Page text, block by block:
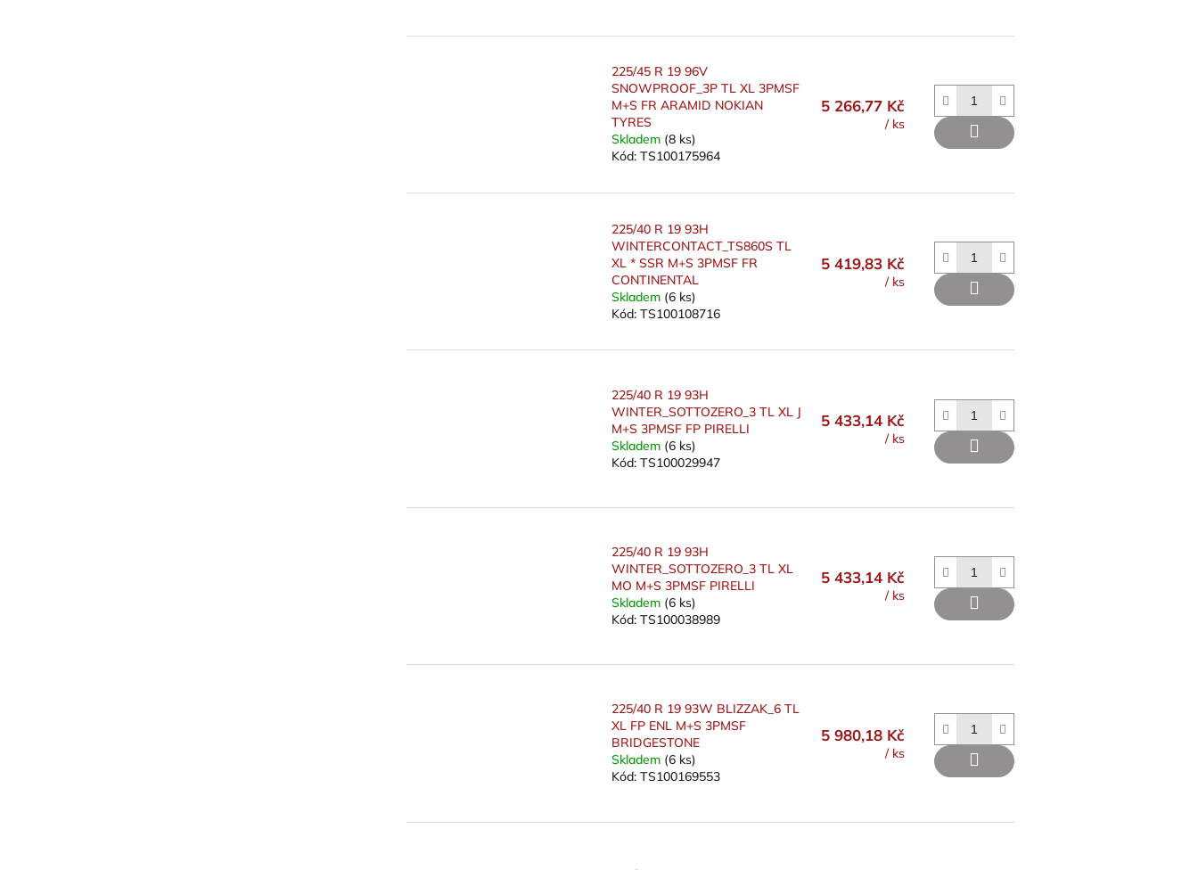
225/45 R 19 96V
SNOWPROOF_3P TL XL 3PMSF
M+S FR ARAMID NOKIAN
TYRES
Skladem (8 ks)
Kód: TS100175964
5 266,77 Kč
/ ks
225/40 R 19 93H
WINTERCONTACT_TS860S TL
XL * SSR M+S 3PMSF FR
CONTINENTAL
Skladem (6 ks)
Kód: TS100108716
5 419,83 Kč
/ ks
225/40 R 19 93H
WINTER_SOTTOZERO_3 TL XL J
M+S 3PMSF FP PIRELLI
Skladem (6 ks)
Kód: TS100029947
5 433,14 Kč
/ ks
225/40 R 19 93H
WINTER_SOTTOZERO_3 TL XL
MO M+S 3PMSF PIRELLI
Skladem (6 ks)
Kód: TS100038989
5 433,14 Kč
/ ks
225/40 R 19 93W BLIZZAK_6 TL
XL FP ENL M+S 3PMSF
BRIDGESTONE
Skladem (6 ks)
Kód: TS100169553
5 980,18 Kč
/ ks